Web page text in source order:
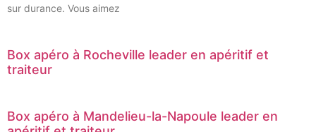
sur durance. Vous aimez
Box apéro à Rocheville leader en apéritif et
traiteur
Box apéro à Mandelieu-la-Napoule leader en